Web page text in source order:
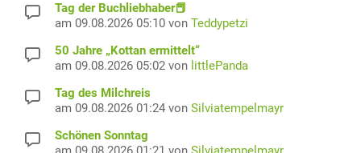
Tag der Buchliebhaber📕
am 09.08.2026 05:10 von Teddypetzi
50 Jahre „Kottan ermittelt“
am 09.08.2026 05:02 von littlePanda
Tag des Milchreis
am 09.08.2026 01:24 von Silviatempelmayr
Schönen Sonntag